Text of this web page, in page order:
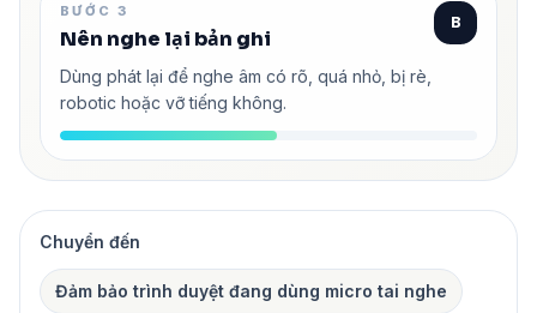
BƯỚC 3
Nên nghe lại bản ghi
B
Dùng phát lại để nghe âm có rõ, quá nhỏ, bị rè,
robotic hoặc vỡ tiếng không.
Chuyển đến
Đảm bảo trình duyệt đang dùng micro tai nghe